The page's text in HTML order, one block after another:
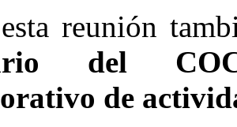
reunión
del
de